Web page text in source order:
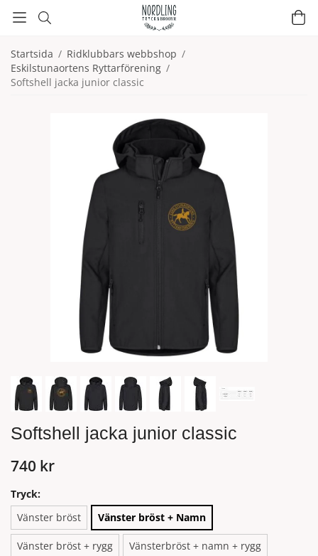
Startsida / Ridklubbars webbshop /
Eskilstunaortens Ryttarförening /
Softshell jacka junior classic
Softshell jacka junior classic
740 kr
Tryck:
Vänster bröst
Vänster bröst + Namn
Vänster bröst + rygg Vänsterbröst + namn + rygg